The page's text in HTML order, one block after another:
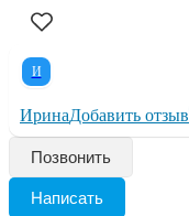
И
ИринаДобавить отзыв
Позвонить
Написать